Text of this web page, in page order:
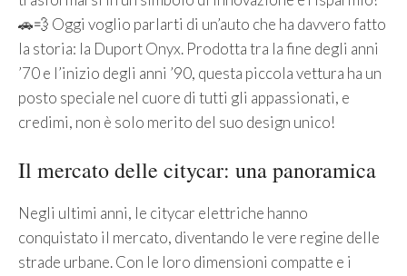
🚗💨 Oggi voglio parlarti di un’auto che ha davvero fatto
la storia: la Duport Onyx. Prodotta tra la fine degli anni
’70 e l’inizio degli anni ’90, questa piccola vettura ha un
posto speciale nel cuore di tutti gli appassionati, e
credimi, non è solo merito del suo design unico!
Il mercato delle citycar: una panoramica
Negli ultimi anni, le citycar elettriche hanno
conquistato il mercato, diventando le vere regine delle
strade urbane. Con le loro dimensioni compatte e i